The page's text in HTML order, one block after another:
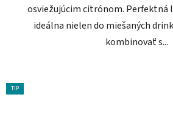
osviežujúcim citrónom. Perfektná
ideálna nielen do miešaných
kombinovať s...
TIP